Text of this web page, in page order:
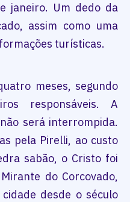
janeiro. Um dedo da
assim como uma
turísticas.
meses, segundo
responsáveis. A
será interrompida.
pela Pirelli, ao custo
sabão, o Cristo foi
do Corcovado,
desde o século